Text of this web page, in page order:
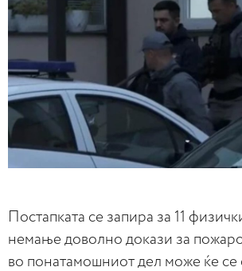
Постапката се запира за 11
немање доволно докази за
во понатамошниот дел може ќе се